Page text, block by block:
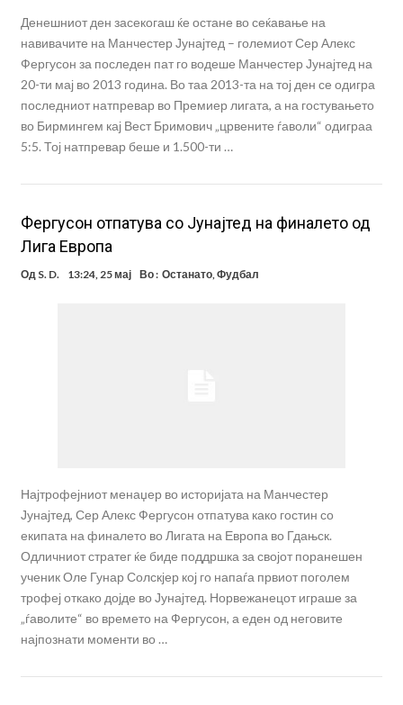
Денешниот ден засекогаш ќе остане во сеќавање на
навивачите на Манчестер Јунајтед – големиот Сер Алекс
Фергусон за последен пат го водеше Манчестер Јунајтед на
20-ти мај во 2013 година. Во таа 2013-та на тој ден се одигра
последниот натпревар во Премиер лигата, а на гостувањето
во Бирмингем кај Вест Бримович „црвените ѓаволи“ одиграа
5:5. Тој натпревар беше и 1.500-ти …
Фергусон отпатува со Јунајтед на финалето од
Лига Европа
Од S. D. 13:24, 25 мај Во : Останато, Фудбал
Најтрофејниот менаџер во историјата на Манчестер
Јунајтед, Сер Алекс Фергусон отпатува како гостин со
екипата на финалето во Лигата на Европа во Гдањск.
Одличниот стратег ќе биде поддршка за својот поранешен
ученик Оле Гунар Солскјер кој го напаѓа првиот поголем
трофеј откако дојде во Јунајтед. Норвежанецот играше за
„ѓаволите“ во времето на Фергусон, а еден од неговите
најпознати моменти во …